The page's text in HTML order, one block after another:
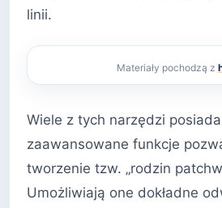
linii.
Materiały pochodzą z
Wiele z tych narzędzi
zaawansowane funkcje
tworzenie tzw. „rodzin
Umożliwiają one dokładne